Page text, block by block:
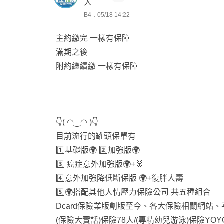
✦ 意外醫療（最高 CP 值）
✦ 骨折、縫合、門診手術都理賠，彌補健保與實
👨‍👩‍👧‍👦 第五層：家庭責任（經濟支柱必備）
✦ 壽險／失能長照，保障家庭日常開支，留愛不
為提升核保效率，請協助確認：
1️⃣ 目前身體狀況：有無不適或正在治療？
2️⃣ 五年就醫紀錄：有無慢性病或住院紀錄？
3️⃣ 近期就醫情形：兩個月內是否有看診／領藥？
4️⃣ 身心科紀錄：有無精神科／身心科用藥？
5️⃣ BMI 檢視：是否在 18.5~24 正常範圍？
💡 若不確定，可直接提供身高／體重，我來協
人
B4．05/18 14:22
主約繳完 一樣有保障
滿期之後
附約繼續繳 一樣有保障
👇( ◠‿◠ )👇
目前流行的罐頭保單有
1️⃣基礎版🌍 2️⃣加強版🌍
3️⃣ 癌症意外加強版🌍+🐻
4️⃣意外加強降低斷保版 🌍+復胖人壽
5️⃣🌍搭配其他人情壓力保險公司 共五種組合
Dcard保險業版創版至今、各大保險相關網站、
(保險大實話)保險78人/(專精幼兒游泳)保險